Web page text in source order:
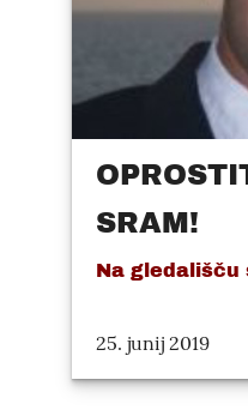
SRAM!
Na gledališču
25. junij 2019